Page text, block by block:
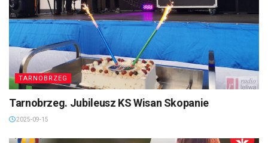
TARNOBRZEG
Tarnobrzeg. Jubileusz KS Wisan Skopanie
2025-09-15